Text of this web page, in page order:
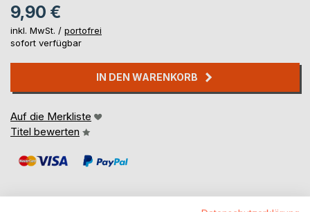
9,90 €
inkl. MwSt. / portofrei
sofort verfügbar
IN DEN WARENKORB
Auf die Merkliste
Titel bewerten